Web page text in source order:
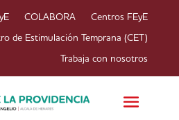
COLABORA Centros FEyE
de Estimulación Temprana (CET)
Trabaja con nosotros